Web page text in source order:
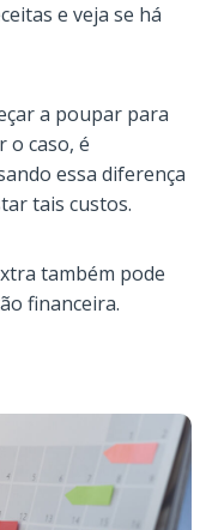
e veja se há
a poupar para
o caso, é
essa diferença
tais custos.
também pode
financeira.